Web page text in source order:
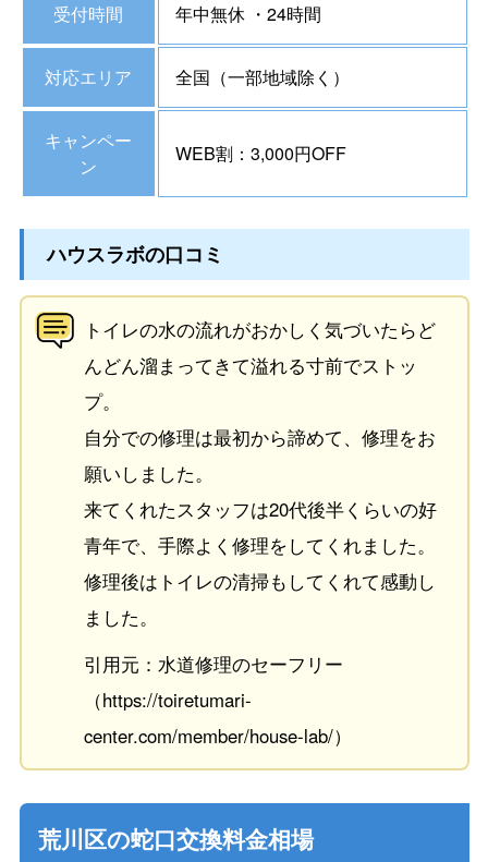
受付時間 年中無休 ・24時間
対応エリア 全国（一部地域除く）
キャンペー
ン
WEB割：3,000円OFF
ハウスラボの口コミ
トイレの水の流れがおかしく気づいたらど
んどん溜まってきて溢れる寸前でストッ
プ。
自分での修理は最初から諦めて、修理をお
願いしました。
来てくれたスタッフは20代後半くらいの好
青年で、手際よく修理をしてくれました。
修理後はトイレの清掃もしてくれて感動し
ました。
引用元：水道修理のセーフリー
（https://toiretumari-
center.com/member/house-lab/）
荒川区の蛇口交換料金相場